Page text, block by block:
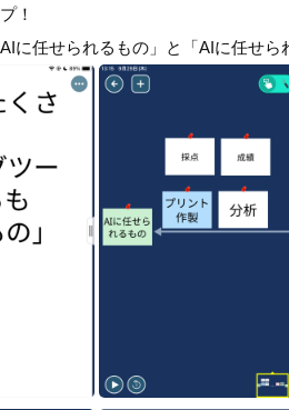
！
任せられるもの」と「AIに任せら